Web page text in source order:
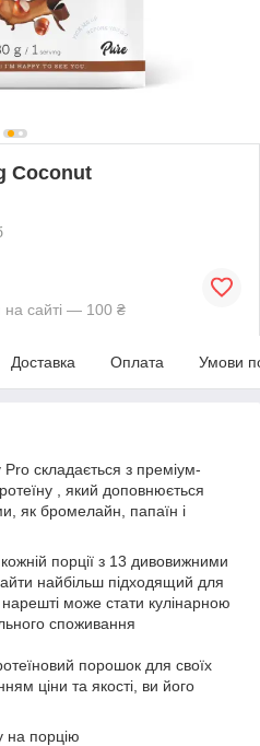
Coconut
на сайті — 100 ₴
Доставка Оплата Умови
складається з преміум-
, який доповнюється
як бромелайн, папаїн і
порції з 13 дивовижними
найбільш підходящий для
може стати кулінарною
споживання
порошок для своїх
ціни та якості, ви його
на порцію